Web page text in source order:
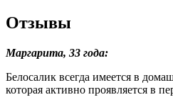
Отзывы
Маргарита, 33 года:
Белосалик всегда имеется в
которая активно проявляется в